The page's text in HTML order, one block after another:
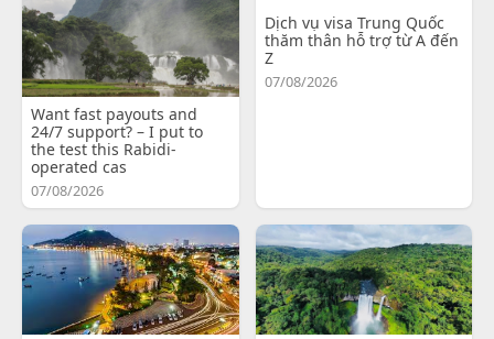
Want fast payouts and
24/7 support? – I put to
the test this Rabidi-
operated cas
07/08/2026
Dịch vụ visa Trung Quốc
thăm thân hỗ trợ từ A đến
Z
07/08/2026